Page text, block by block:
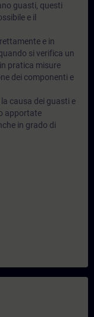
guasti, questi
e il
e in
si verifica un
pratica misure
dei componenti e
causa dei guasti e
apportate
in grado di